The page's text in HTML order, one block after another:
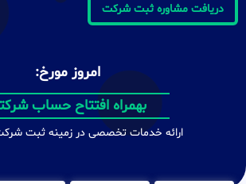
دریافت مشاوره ثبت شرکت
امروز مورخ:
بهمراه افتتاح حساب
ارائه خدمات تخصصی در زمینه ثبت